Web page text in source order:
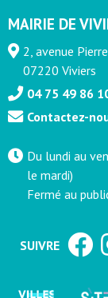
MAIRIE DE
2, avenue
07220 Viviers
04 75 49 86
Contactez-
Du lundi au
le mardi)
Fermé au
SUIVRE